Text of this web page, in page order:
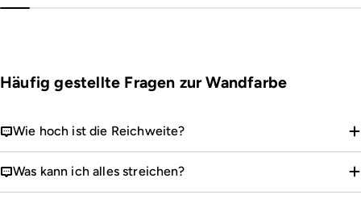
Häufig gestellte Fragen zur Wandfarbe
Wie hoch ist die Reichweite?
Was kann ich alles streichen?